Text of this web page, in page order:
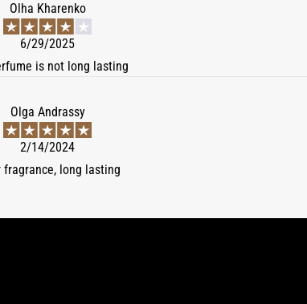
Olha Kharenko
6/29/2025
is not long lasting
Olga Andrassy
2/14/2024
fragrance, long lasting